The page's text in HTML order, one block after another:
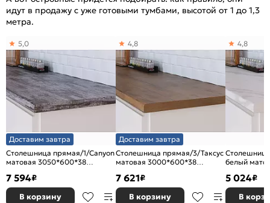
идут в продажу с уже готовыми тумбами, высотой от 1 до 1,3
метра.
Доставим завтра
Столешница прямая/1/Canyon
матовая 3050*600*38
5,0
7 594₽
В корзину
Доставим завтра
Столешница прямая/3/Таксус
матовая 3000*600*38
4,8
7 621₽
В корзину
белый
4,8
5 024₽
В